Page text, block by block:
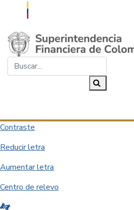
Saltar al contenido principal
Contraste
Reducir letra
Aumentar letra
Centro de relevo